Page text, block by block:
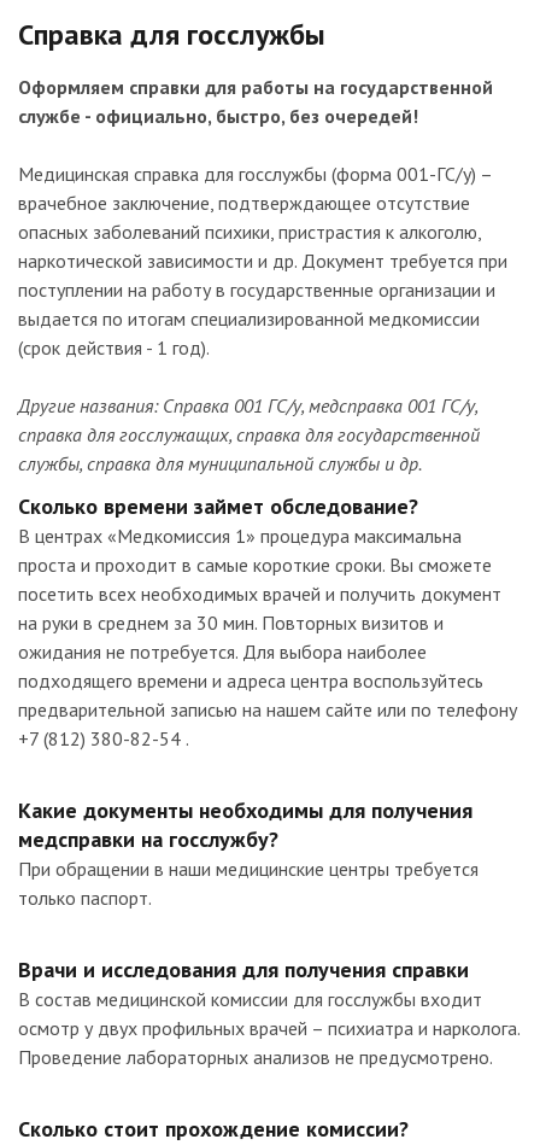
Справка для госслужбы
Оформляем справки для работы на государственной
службе - официально, быстро, без очередей!
Медицинская справка для госслужбы (форма 001-ГС/у) –
врачебное заключение, подтверждающее отсутствие
опасных заболеваний психики, пристрастия к алкоголю,
наркотической зависимости и др. Документ требуется при
поступлении на работу в государственные организации и
выдается по итогам специализированной медкомиссии
(срок действия - 1 год).
Другие названия: Справка 001 ГС/у, медсправка 001 ГС/у,
справка для госслужащих, справка для государственной
службы, справка для муниципальной службы и др.
Сколько времени займет обследование?
В центрах «Медкомиссия 1» процедура максимальна
проста и проходит в самые короткие сроки. Вы сможете
посетить всех необходимых врачей и получить документ
на руки в среднем за 30 мин. Повторных визитов и
ожидания не потребуется. Для выбора наиболее
подходящего времени и адреса центра воспользуйтесь
предварительной записью на нашем сайте или по телефону
+7 (812) 380-82-54 .
Какие документы необходимы для получения
медсправки на госслужбу?
При обращении в наши медицинские центры требуется
только паспорт.
Врачи и исследования для получения справки
В состав медицинской комиссии для госслужбы входит
осмотр у двух профильных врачей – психиатра и нарколога.
Проведение лабораторных анализов не предусмотрено.
Сколько стоит прохождение комиссии?